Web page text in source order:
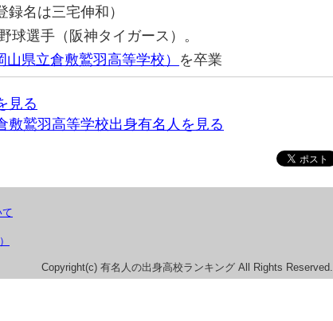
録名は三宅伸和）
球選手（阪神タイガース）。
県立倉敷鷲羽高等学校） を卒業
見る
敷鷲羽高等学校出身有名人を見る
Copyright(c) 有名人の出身高校ランキング All Rights Reserved.